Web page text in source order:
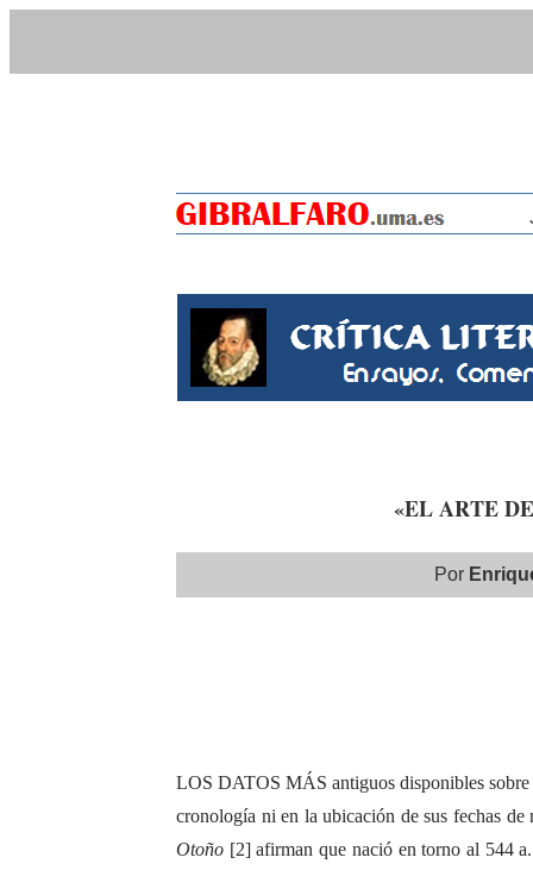
«EL ARTE
Por
LOS DATOS MÁS antiguos disponibles
cronología ni en la ubicación de sus fechas
Otoño [2] afirman que nació en torno al 544